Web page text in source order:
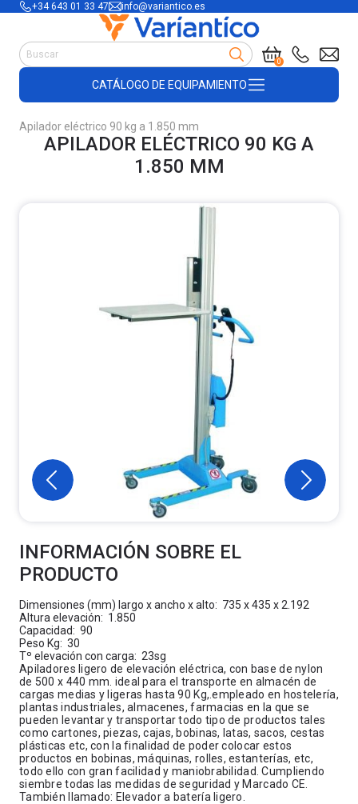
+34 643 01 33 47 info@variantico.es
0
CATÁLOGO DE EQUIPAMIENTO
Accesorios para carretillas
Útiles de almacén
Productos de plástico y madera
Encofrado
Apilador eléctrico 90 kg a 1.850 mm
APILADOR ELÉCTRICO 90 KG A
1.850 MM
INFORMACIÓN SOBRE EL
PRODUCTO
Dimensiones (mm) largo x ancho x alto: 735 x 435 x 2.192
Altura elevación: 1.850
Capacidad: 90
Peso Kg: 30
Tº elevación con carga: 23sg
Apiladores ligero de elevación eléctrica, con base de nylon
de 500 x 440 mm. ideal para el transporte en almacén de
cargas medias y ligeras hasta 90 Kg,.empleado en hostelería,
plantas industriales, almacenes, farmacias en la que se
pueden levantar y transportar todo tipo de productos tales
como cartones, piezas, cajas, bobinas, latas, sacos, cestas
plásticas etc, con la finalidad de poder colocar estos
productos en bobinas, máquinas, rolles, estanterías, etc,
todo ello con gran facilidad y maniobrabilidad. Cumpliendo
siembre todas las medidas de seguridad y Marcado CE.
También llamado: Elevador a batería ligero.